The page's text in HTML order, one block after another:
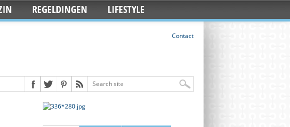
REGELDINGEN LIFESTYLE
Contact
12 years ago